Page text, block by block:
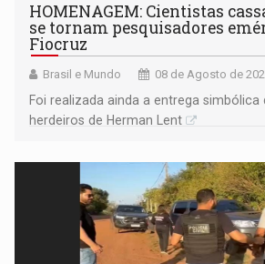
HOMENAGEM: Cientistas
se tornam pesquisadores
Fiocruz
Brasil e Mundo 08 de Agosto de
Foi realizada ainda a entrega simbólica
herdeiros de Herman Lent